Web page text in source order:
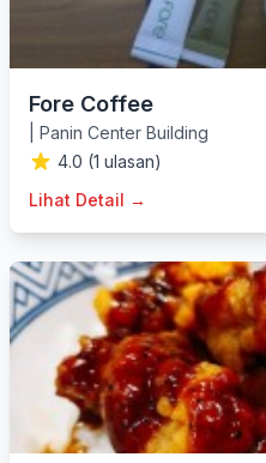
Fore Coffee
Panin Center Building
4.0 (1 ulasan)
Lihat Detail →